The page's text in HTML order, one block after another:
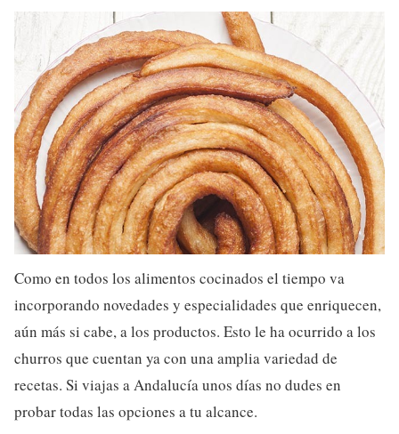
Como en todos los alimentos cocinados el tiempo va
incorporando novedades y especialidades que enriquecen,
aún más si cabe, a los productos. Esto le ha ocurrido a los
churros que cuentan ya con una amplia variedad de
recetas. Si viajas a Andalucía unos días no dudes en
probar todas las opciones a tu alcance.